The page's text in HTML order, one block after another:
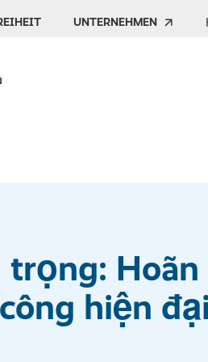
UNTERNEHMEN
trọng: Hoãn
hiện đại